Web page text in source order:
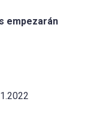
empezarán